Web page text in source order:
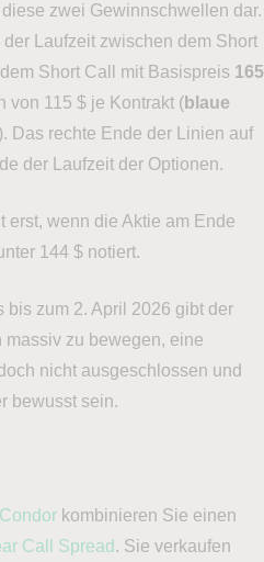
zwei Gewinnschwellen dar.
Laufzeit zwischen dem Short
Short Call mit Basispreis 165
von 115 $ je Kontrakt ( blaue
Das rechte Ende der Linien auf
der Laufzeit der Optionen.
erst, wenn die Aktie am Ende
144 $ notiert.
bis zum 2. April 2026 gibt der
zu bewegen, eine
nicht ausgeschlossen und
bewusst sein.
kombinieren Sie einen
Call Spread. Sie verkaufen